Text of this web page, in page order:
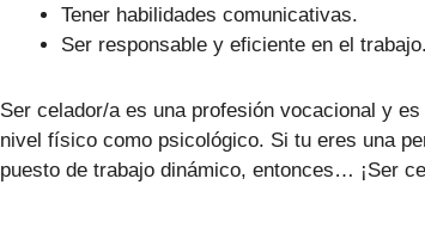
Tener habilidades comunicativas.
Ser responsable y eficiente en el trabajo.
Ser celador/a es una profesión vocacional y
nivel físico como psicológico. Si tu eres una
puesto de trabajo dinámico, entonces… ¡Ser